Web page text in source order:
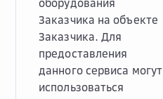
оборудования
Заказчика на объекте
Заказчика. Для
предоставления
данного сервиса могут
использоваться